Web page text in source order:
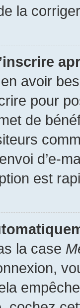
la
avoir
pour
de
d’e-
est
la case